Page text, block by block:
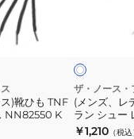
)靴ひも TNF
NN82550 K
靴
ひ
も
TNF
ホ
ザ・ノース・
(メンズ、レ
ラン シュー
￥1,210 （税込